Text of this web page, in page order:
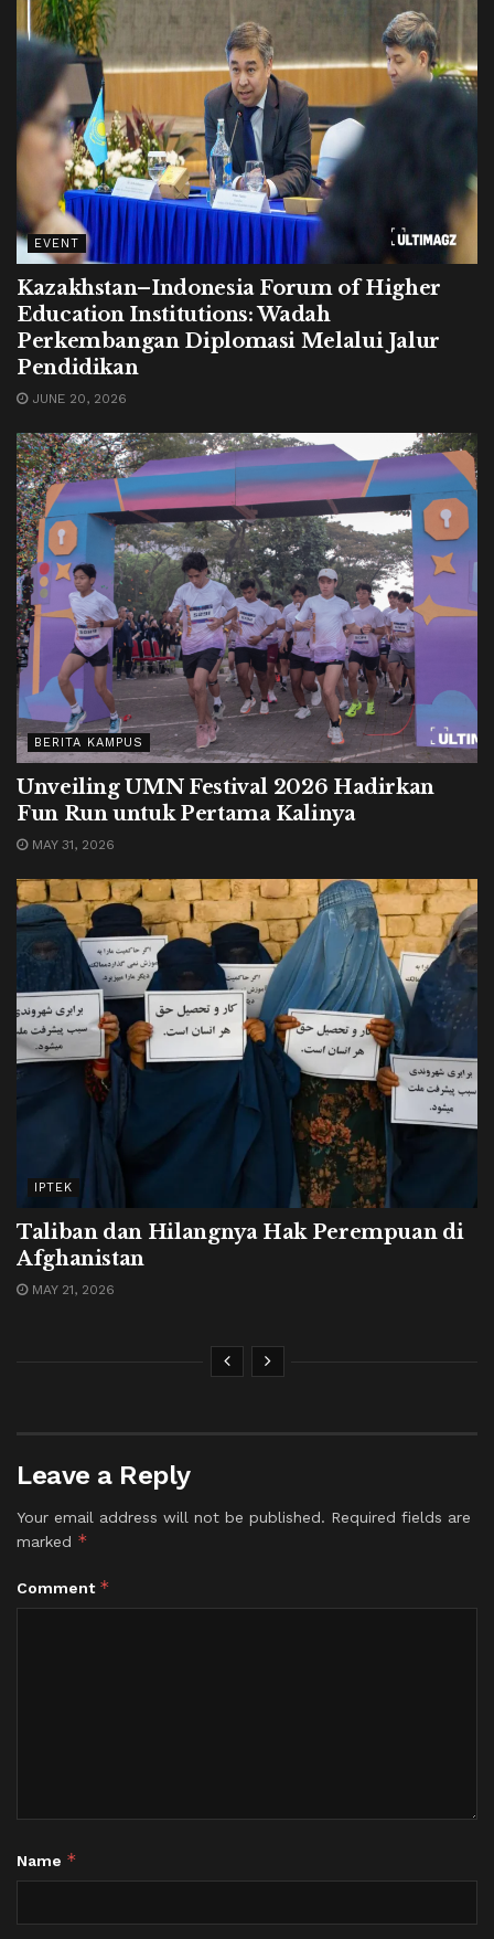
EVENT
Kazakhstan–Indonesia Forum of Higher
Education Institutions: Wadah
Perkembangan Diplomasi Melalui Jalur
Pendidikan
JUNE 20, 2026
BERITA KAMPUS
Unveiling UMN Festival 2026 Hadirkan
Fun Run untuk Pertama Kalinya
MAY 31, 2026
IPTEK
Taliban dan Hilangnya Hak Perempuan di
Afghanistan
MAY 21, 2026
Leave a Reply
Your email address will not be published. Required fields are
marked *
Comment *
Name *